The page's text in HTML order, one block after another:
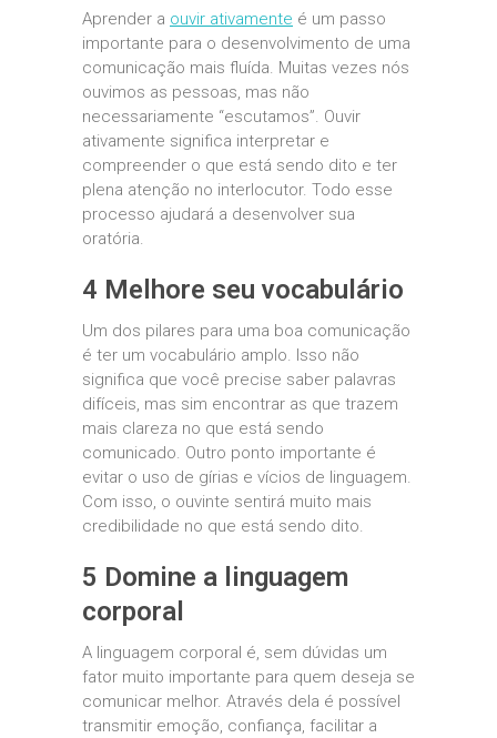
Aprender a ouvir ativamente é um passo
importante para o desenvolvimento de uma
comunicação mais fluída. Muitas vezes nós
ouvimos as pessoas, mas não
necessariamente “escutamos”. Ouvir
ativamente significa interpretar e
compreender o que está sendo dito e ter
plena atenção no interlocutor. Todo esse
processo ajudará a desenvolver sua
oratória.
4 Melhore seu vocabulário
Um dos pilares para uma boa comunicação
é ter um vocabulário amplo. Isso não
significa que você precise saber palavras
difíceis, mas sim encontrar as que trazem
mais clareza no que está sendo
comunicado. Outro ponto importante é
evitar o uso de gírias e vícios de linguagem.
Com isso, o ouvinte sentirá muito mais
credibilidade no que está sendo dito.
5 Domine a linguagem
corporal
A linguagem corporal é, sem dúvidas um
fator muito importante para quem deseja se
comunicar melhor. Através dela é possível
transmitir emoção, confiança, facilitar a